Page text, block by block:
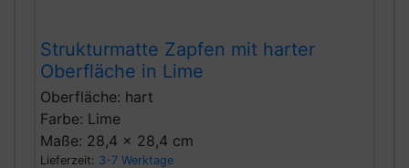
Strukturmatte Zapfen mit harter
Oberfläche in Lime
Oberfläche: hart
Farbe: Lime
Maße: 28,4 x 28,4 cm
Lieferzeit: 3-7 Werktage